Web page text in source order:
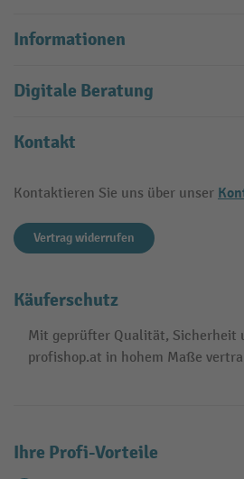
Informationen
Digitale Beratung
Kontakt
Kontaktieren Sie uns über unser
Vertrag widerrufen
Käuferschutz
Mit geprüfter Qualität, Sicherheit
profishop.at in hohem Maße
Ihre Profi-Vorteile